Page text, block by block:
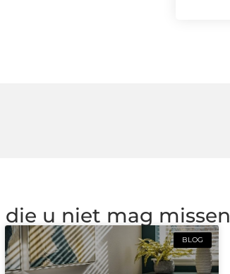
die u niet mag missen
BLOG